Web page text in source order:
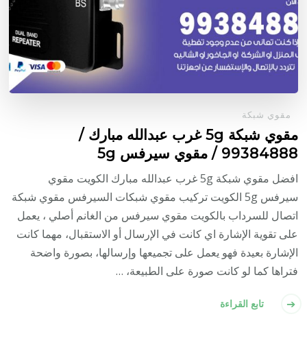
مقوي شبكة
مقوي شبكة 5g غرب عبدالله مبارك /
99384888 / مقوي سيرفس 5g
افضل مقوي شبكة 5g غرب عبدالله مبارك الكويت مقوي
سيرفس 5g الكويت تركيب مقوي شبكات السيرفس مقوي شبكة
اتصال للسرداب بالكويت مقوي سيرفس من الغانم أصلي ، يعمل
على تقوية الإشارة اي كانت في الإرسال أو الاستقبال، مهما كانت
الإشارة بعيدة فهو يعمل على تجميعها وإرسالها، بصورة واضحة
فتراها كما لو كانت صورة على الطبيعة، …
تابع القراءة